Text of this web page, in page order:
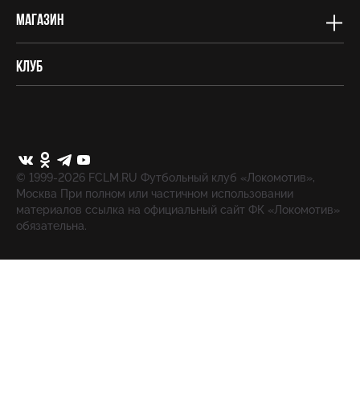
Магазин
Клуб
© 1999-2026 FCLM.RU Футбольный клуб «Локомотив»,
Москва При полном или частичном использовании
материалов ссылка на официальный сайт ФК «Локомотив»
обязательна.